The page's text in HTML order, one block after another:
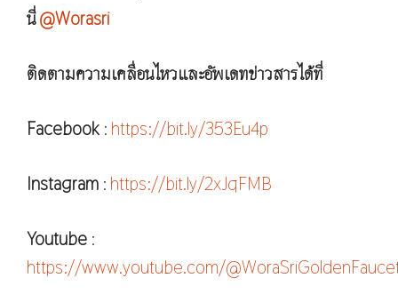
นี่@Worasri
ติดตามความเคลื่อนไหวและอัพเดทข่าวสารได้ที่
Facebook : https://bit.ly/353Eu4p
Instagram : https://bit.ly/2xJqFMB
Youtube :
https://www.youtube.com/